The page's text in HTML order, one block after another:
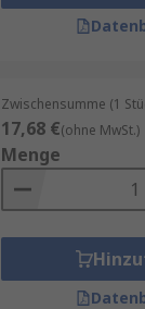
Zwischensumme (1
17,68 €(ohne MwSt.)
Menge